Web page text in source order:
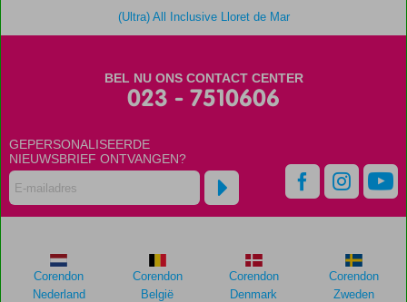
Splash
Scores
die
ouder
dan
48
maanden
(Ultra) All Inclusive Lloret de Mar
BEL NU ONS CONTACT CENTER
023 - 7510606
GEPERSONALISEERDE
NIEUWSBRIEF ONTVANGEN?
Corendon
Nederland
Corendon
België
Corendon
Denmark
Corendon
Zweden